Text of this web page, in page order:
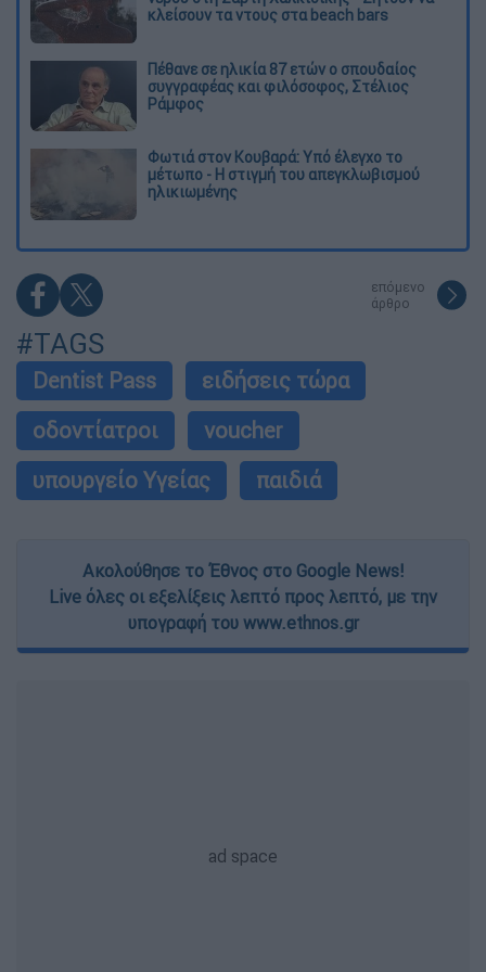
κλείσουν τα ντους στα beach bars
Πέθανε σε ηλικία 87 ετών ο σπουδαίος
συγγραφέας και φιλόσοφος, Στέλιος
Ράμφος
Φωτιά στον Κουβαρά: Υπό έλεγχο το
μέτωπο - Η στιγμή του απεγκλωβισμού
ηλικιωμένης
επόμενο
άρθρο
#TAGS
Dentist Pass
ειδήσεις τώρα
οδοντίατροι
voucher
υπουργείο Υγείας
παιδιά
Ακολούθησε το Έθνος στο Google News!
Live όλες οι εξελίξεις λεπτό προς λεπτό, με την
υπογραφή του www.ethnos.gr